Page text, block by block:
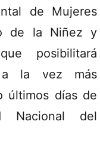
de Mujeres
de la Niñez y
posibilitará
a la vez más
últimos días de
Nacional del